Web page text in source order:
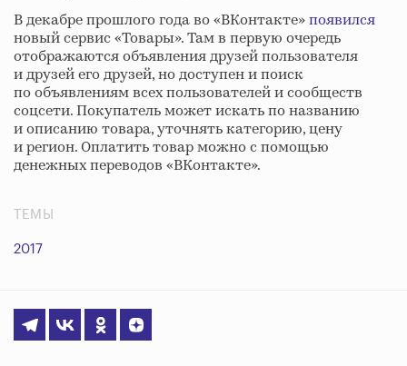
В декабре прошлого года во «ВКонтакте»появился
новый сервис «Товары». Там в первую очередь
отображаются объявления друзей пользователя
и друзей его друзей, но доступен и поиск
по объявлениям всех пользователей и сообществ
соцсети. Покупатель может искать по названию
и описанию товара, уточнять категорию, цену
и регион. Оплатить товар можно с помощью
денежных переводов «ВКонтакте».
ТЕМЫ
2017